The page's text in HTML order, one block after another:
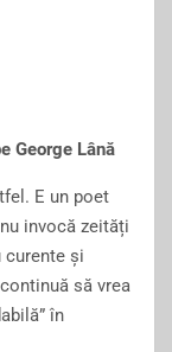
George Lână
E un poet
invocă zeități
curente și
să vrea
în